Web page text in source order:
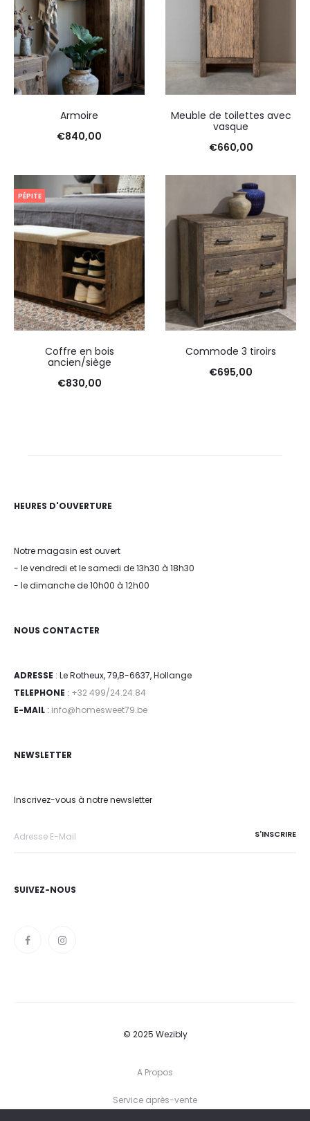
Armoire
€840,00
Meuble de toilettes avec
vasque
€660,00
PÉPITE
Coffre en bois
ancien/siège
€830,00
Commode 3 tiroirs
€695,00
HEURES D'OUVERTURE
Notre magasin est ouvert
- le vendredi et le samedi de 13h30 à 18h30
- le dimanche de 10h00 à 12h00
NOUS CONTACTER
ADRESSE : Le Rotheux, 79,B-6637, Hollange
TELEPHONE : +32 499/24.24.84
E-MAIL : info@homesweet79.be
NEWSLETTER
Inscrivez-vous à notre newsletter
SUIVEZ-NOUS
© 2025 Wezibly
A Propos
Service après-vente